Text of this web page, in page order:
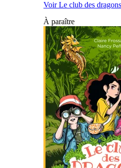
Voir Le club des
À paraître